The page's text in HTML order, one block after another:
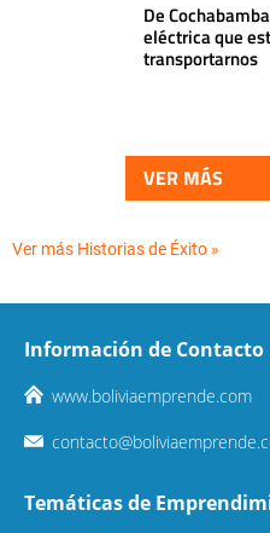
De
eléctrica que
transportarnos
VER MÁS
Ver más Historias de Éxito »
Información de Contacto
www.boliviaemprende.com
Temáticas de